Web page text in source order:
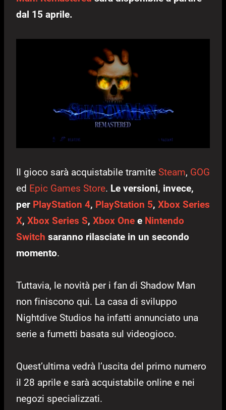
dal 15 aprile.
Il gioco sarà acquistabile tramite Steam, GOG
ed Epic Games Store. Le versioni, invece,
per PlayStation 4, PlayStation 5, Xbox Series
X, Xbox Series S, Xbox One e Nintendo
Switch saranno rilasciate in un secondo
momento.
Tuttavia, le novità per i fan di Shadow Man
non finiscono qui. La casa di sviluppo
Nightdive Studios ha infatti annunciato una
serie a fumetti basata sul videogioco.
Quest’ultima vedrà l’uscita del primo numero
il 28 aprile e sarà acquistabile online e nei
negozi specializzati.